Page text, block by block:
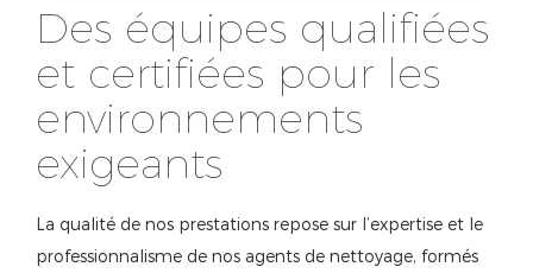
Des équipes qualifiées
et certifiées pour les
environnements
exigeants
La qualité de nos prestations repose sur l’expertise et le
professionnalisme de nos agents de nettoyage, formés